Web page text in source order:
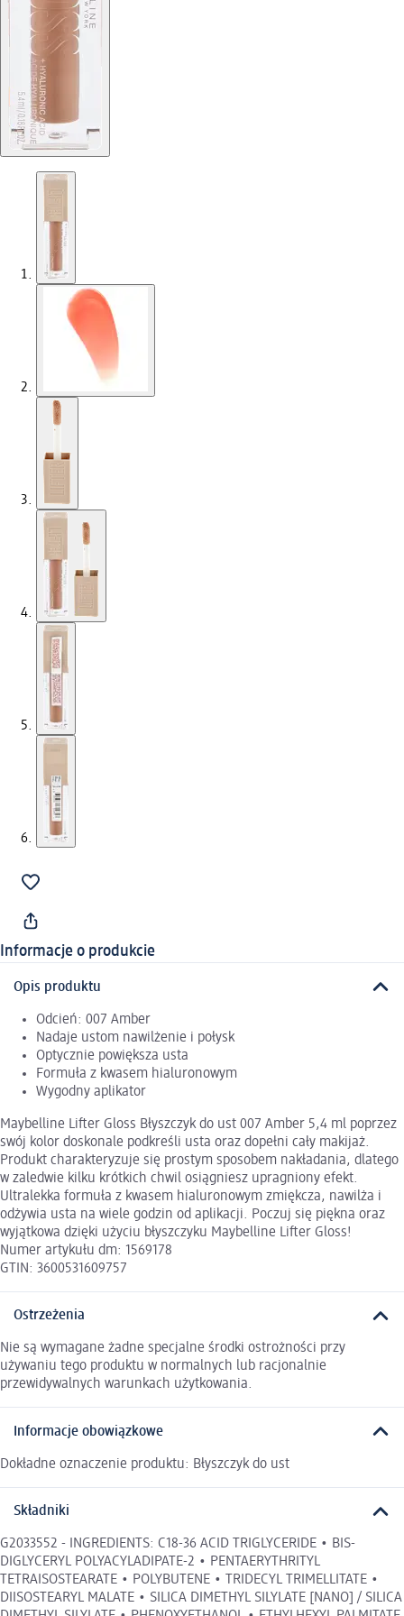
Informacje o produkcie
Opis produktu
Odcień: 007 Amber
Nadaje ustom nawilżenie i połysk
Optycznie powiększa usta
Formuła z kwasem hialuronowym
Wygodny aplikator
Maybelline Lifter Gloss Błyszczyk do ust 007 Amber 5,4 ml poprzez
swój kolor doskonale podkreśli usta oraz dopełni cały makijaż.
Produkt charakteryzuje się prostym sposobem nakładania, dlatego
w zaledwie kilku krótkich chwil osiągniesz upragniony efekt.
Ultralekka formuła z kwasem hialuronowym zmiękcza, nawilża i
odżywia usta na wiele godzin od aplikacji. Poczuj się piękna oraz
wyjątkowa dzięki użyciu błyszczyku Maybelline Lifter Gloss!
Numer artykułu dm: 1569178
GTIN: 3600531609757
Ostrzeżenia
Nie są wymagane żadne specjalne środki ostrożności przy
używaniu tego produktu w normalnych lub racjonalnie
przewidywalnych warunkach użytkowania.
Informacje obowiązkowe
Dokładne oznaczenie produktu: Błyszczyk do ust
Składniki
G2033552 - INGREDIENTS: C18-36 ACID TRIGLYCERIDE • BIS-
DIGLYCERYL POLYACYLADIPATE-2 • PENTAERYTHRITYL
TETRAISOSTEARATE • POLYBUTENE • TRIDECYL TRIMELLITATE •
DIISOSTEARYL MALATE • SILICA DIMETHYL SILYLATE [NANO] / SILICA